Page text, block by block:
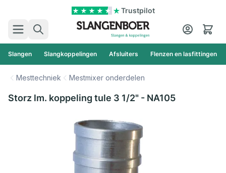
Trustpilot
Zoek
Cart
Slangen Slangkoppelingen Afsluiters Flenzen en lasfittingen
Mesttechniek Mestmixer onderdelen
Storz lm. koppeling tule 3 1/2" - NA105